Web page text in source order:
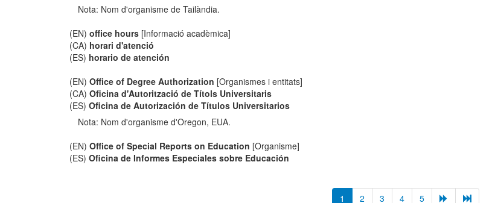
Nota: Nom d'organisme de Tailàndia.
(EN)office hours [Informació acadèmica]
(CA) horari d'atenció
(ES) horario de atención
(EN)Office of Degree Authorization [Organismes i entitats]
(CA)Oficina d'Autorització de Títols Universitaris
(ES)Oficina de Autorización de Títulos Universitarios
Nota: Nom d'organisme d'Oregon, EUA.
(EN)Office of Special Reports on Education [Organisme]
(ES)Oficina de Informes Especiales sobre Educación
1 2 3 4 5